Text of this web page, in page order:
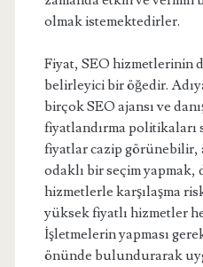
olmak istemektedirler.
Fiyat, SEO hizmetlerinin
belirleyici bir öğedir.
birçok SEO ajansı ve
fiyatlandırma
fiyatlar cazip görünebilir,
odaklı bir seçim
hizmetlerle karşılaşma
yüksek fiyatlı hizmetler
İşletmelerin yapması
önünde bulundurarak